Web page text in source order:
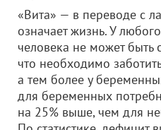
«Вита» — в переводе с
означает жизнь. У
человека не может быть
что необходимо
а тем более у
для беременных
на 25% выше, чем для